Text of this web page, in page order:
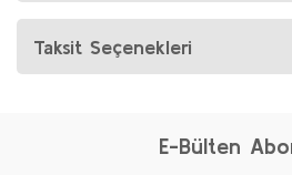
Taksit Seçenekleri
E-Bülten